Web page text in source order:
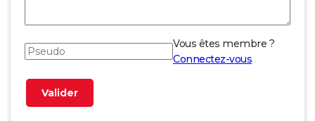
Vous êtes membre ?
Connectez-vous